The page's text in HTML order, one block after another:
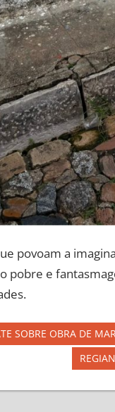
povoam a
pobre e
SOBRE OBRA DE
Next
Post: